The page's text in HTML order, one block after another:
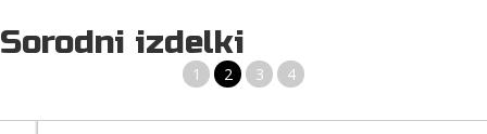
Sorodni izdelki
1 2 3 4